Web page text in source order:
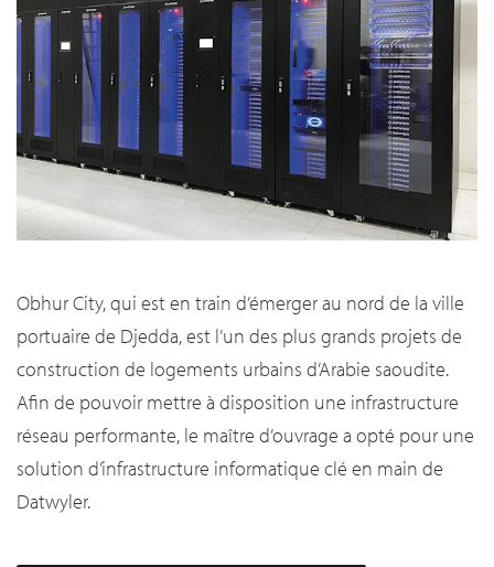
Obhur City, qui est en train d’émerger au nord de la ville
portuaire de Djedda, est l’un des plus grands projets de
construction de logements urbains d’Arabie saoudite.
Afin de pouvoir mettre à disposition une infrastructure
réseau performante, le maître d’ouvrage a opté pour une
solution d’infrastructure informatique clé en main de
Datwyler.